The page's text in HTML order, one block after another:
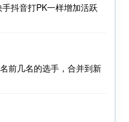
抖音打PK一样增加活跃
前几名的选手，合并到新